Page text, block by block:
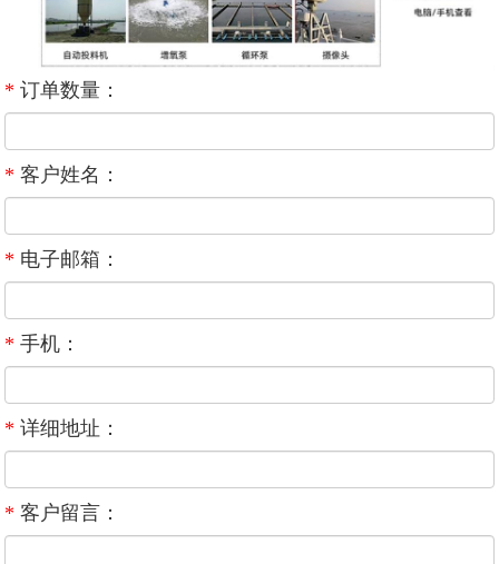
* 订单数量：
* 客户姓名：
* 电子邮箱：
* 手机：
* 详细地址：
* 客户留言：